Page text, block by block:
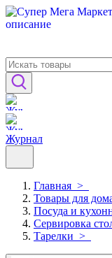
Журнал
Главная >
Товары для
Посуда и
Сервировка
Тарелки >